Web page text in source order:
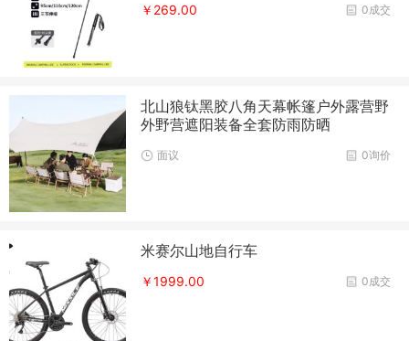
0成交
￥269.00
北山狼钛黑胶八角天幕帐篷户外露营野
外野营遮阳装备全套防雨防晒
0询价
面议
米赛尔山地自行车
0成交
￥1999.00